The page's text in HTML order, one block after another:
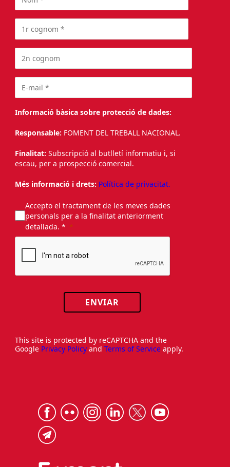
Informació bàsica sobre protecció de dades:
Responsable: FOMENT DEL TREBALL NACIONAL.
Finalitat: Subscripció al butlletí informatiu i, si
escau, per a prospecció comercial.
Més informació i drets: Política de privacitat.
Accepto el tractament de les meves dades
personals per a la finalitat anteriorment
detallada. *
ENVIAR
This site is protected by reCAPTCHA and the
Google Privacy Policy and Terms of Service apply.